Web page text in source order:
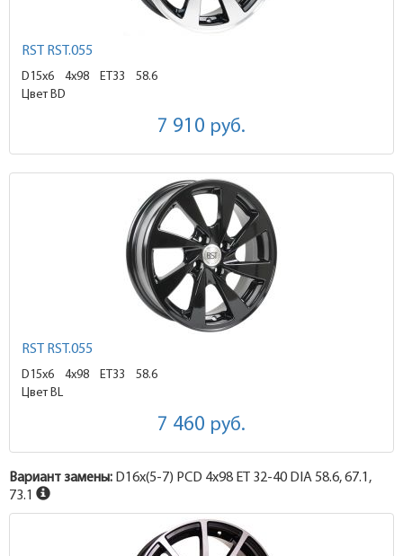
RST RST.055
D15x6 4x98 ET33
58.6
Цвет BD
7 910 руб.
RST RST.055
D15x6 4x98 ET33
58.6
Цвет BL
7 460 руб.
Вариант замены: D16x(5-7) PCD 4x98 ET 32-40 DIA 58.6, 67.1,
73.1